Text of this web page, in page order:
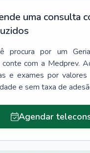
uma consulta
procura por um
conte com a Medprev.
e exames por valores
e sem taxa de
Agendar